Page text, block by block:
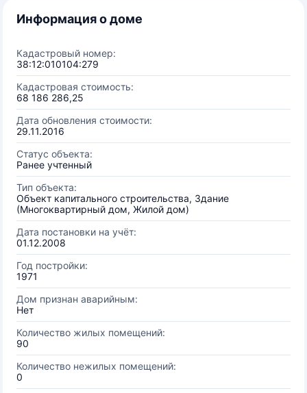
Информация о доме
Кадастровый номер:
38:12:010104:279
Кадастровая стоимость:
68 186 286,25
Дата обновления стоимости:
29.11.2016
Статус объекта:
Ранее учтенный
Тип объекта:
Объект капитального строительства, Здание
(Многоквартирный дом, Жилой дом)
Дата постановки на учёт:
01.12.2008
Год постройки:
1971
Дом признан аварийным:
Нет
Количество жилых помещений:
90
Количество нежилых помещений:
0